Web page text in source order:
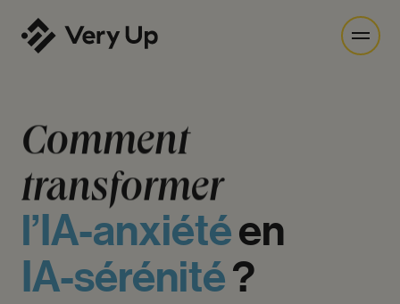
Comment
transformer
l’IA-anxiétéen
IA-sérénité?